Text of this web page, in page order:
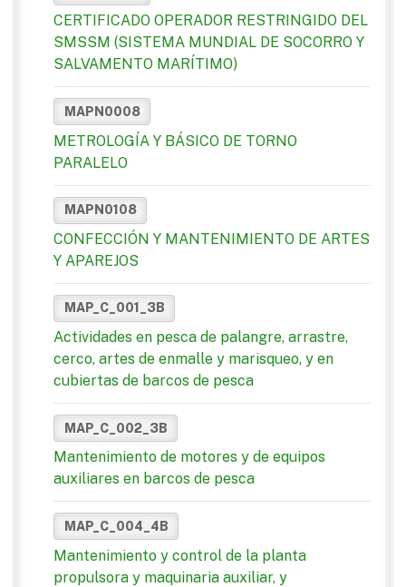
CERTIFICADO OPERADOR RESTRINGIDO DEL
SMSSM (SISTEMA MUNDIAL DE SOCORRO Y
SALVAMENTO MARÍTIMO)
MAPN0008
METROLOGÍA Y BÁSICO DE TORNO
PARALELO
MAPN0108
CONFECCIÓN Y MANTENIMIENTO DE ARTES
Y APAREJOS
MAP_C_001_3B
Actividades en pesca de palangre, arrastre,
cerco, artes de enmalle y marisqueo, y en
cubiertas de barcos de pesca
MAP_C_002_3B
Mantenimiento de motores y de equipos
auxiliares en barcos de pesca
MAP_C_004_4B
Mantenimiento y control de la planta
propulsora y maquinaria auxiliar, y